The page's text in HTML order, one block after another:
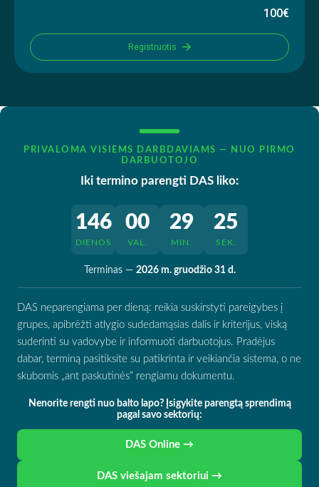
100€
Registruotis
PRIVALOMA VISIEMS DARBDAVIAMS — NUO PIRMO
DARBUOTOJO
Iki termino parengti DAS liko:
146
DIENOS
00
VAL.
29
MIN.
24
SEK.
Terminas — 2026 m. gruodžio 31 d.
DAS neparengiama per dieną: reikia suskirstyti pareigybes į
grupes, apibrėžti atlygio sudedamąsias dalis ir kriterijus, viską
suderinti su vadovybe ir informuoti darbuotojus. Pradėjus
dabar, terminą pasitiksite su patikrinta ir veikiančia sistema, o ne
skubomis „ant paskutinės“ rengiamu dokumentu.
Nenorite rengti nuo balto lapo? Įsigykite parengtą sprendimą
pagal savo sektorių:
DAS Online →
DAS viešajam sektoriui →